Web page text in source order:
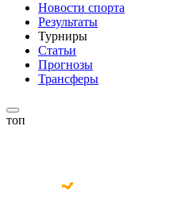
Новости спорта
Результаты
Турниры
Статьи
Прогнозы
Трансферы
топ